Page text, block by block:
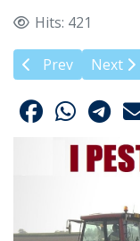
Hits: 421
Previous article:
Prev Next
Next